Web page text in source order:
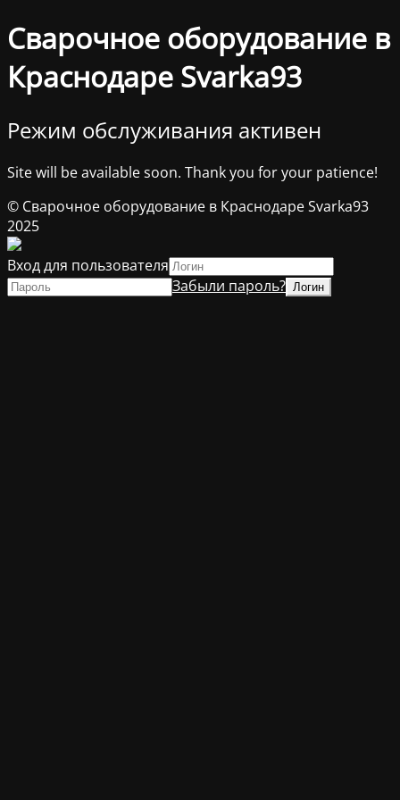
Сварочное оборудование в
Краснодаре Svarka93
Режим обслуживания активен
Site will be available soon. Thank you for your patience!
© Сварочное оборудование в Краснодаре Svarka93
2025
Вход для пользователя
Забыли пароль?